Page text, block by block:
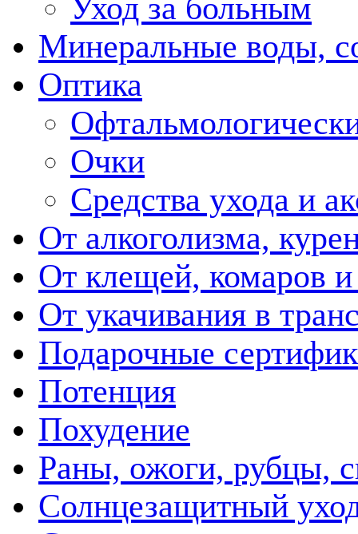
Уход за больным
Минеральные воды,
Оптика
Очки
Средства ухода и
От алкоголизма,
От клещей, комаров
От укачивания в
Подарочные
Потенция
Похудение
Раны, ожоги, рубцы,
Солнцезащитный